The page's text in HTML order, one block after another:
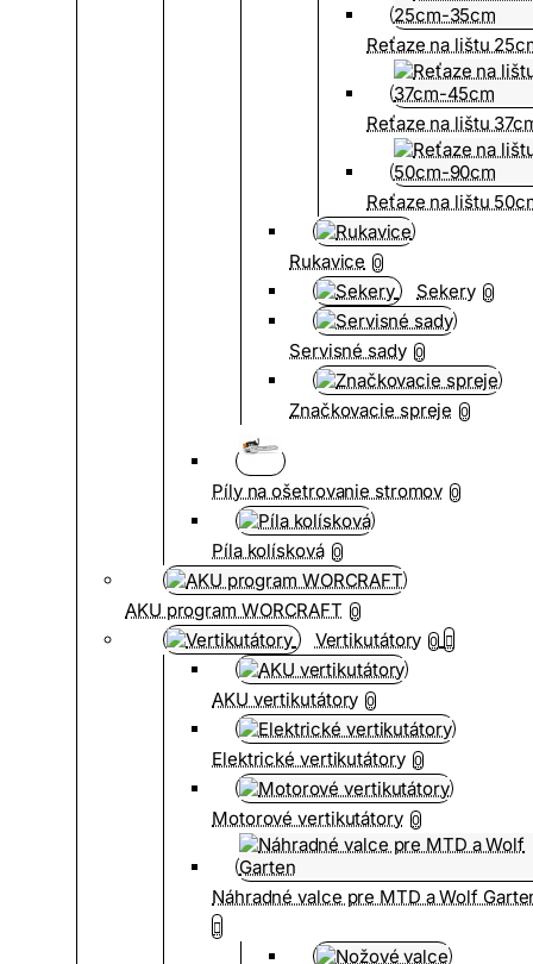
Reťaze na lištu
Reťaze na lištu
Reťaze na lištu
Rukavice 0
Sekery 0
Servisné sady 0
Značkovacie spreje 0
Píly na ošetrovanie stromov 0
Píla kolísková 0
AKU program WORCRAFT 0
Vertikutátory 0
AKU vertikutátory 0
Elektrické vertikutátory 0
Motorové vertikutátory 0
Náhradné valce pre MTD a Wolf